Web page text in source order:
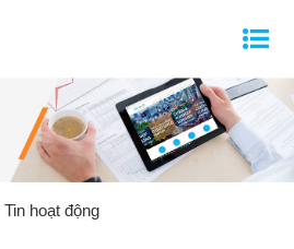
Tin hoạt động